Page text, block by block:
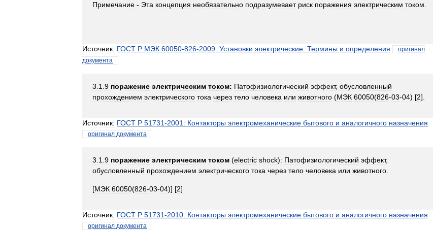
Примечание - Эта концепция необязательно подразумевает риск поражения электрическим током
Источник: ГОСТ Р МЭК 60050-826-2009: Установки электрические Термины и определения
оригинал
документа
3 1 9 поражение электрическим током: Патофизиологический эффект, обусловленный
прохождением электрического тока через тело человека или животного (МЭК 60050(826-03-04) [2].
Источник: ГОСТ Р 51731-2001: Контакторы электромеханические бытового и аналогичного назначения
оригинал документа
3 1 9 поражение электрическим током (electric shock): Патофизиологический эффект,
обусловленный прохождением электрического тока через тело человека или животного
[МЭК 60050(826-03-04)] [2]
Источник: ГОСТ Р 51731-2010: Контакторы электромеханические бытового и аналогичного назначения
оригинал документа